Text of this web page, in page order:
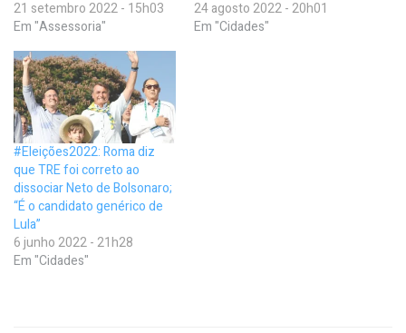
21 setembro 2022 - 15h03
Em "Assessoria"
24 agosto 2022 - 20h01
Em "Cidades"
#Eleições2022: Roma diz
que TRE foi correto ao
dissociar Neto de Bolsonaro;
“É o candidato genérico de
Lula”
6 junho 2022 - 21h28
Em "Cidades"